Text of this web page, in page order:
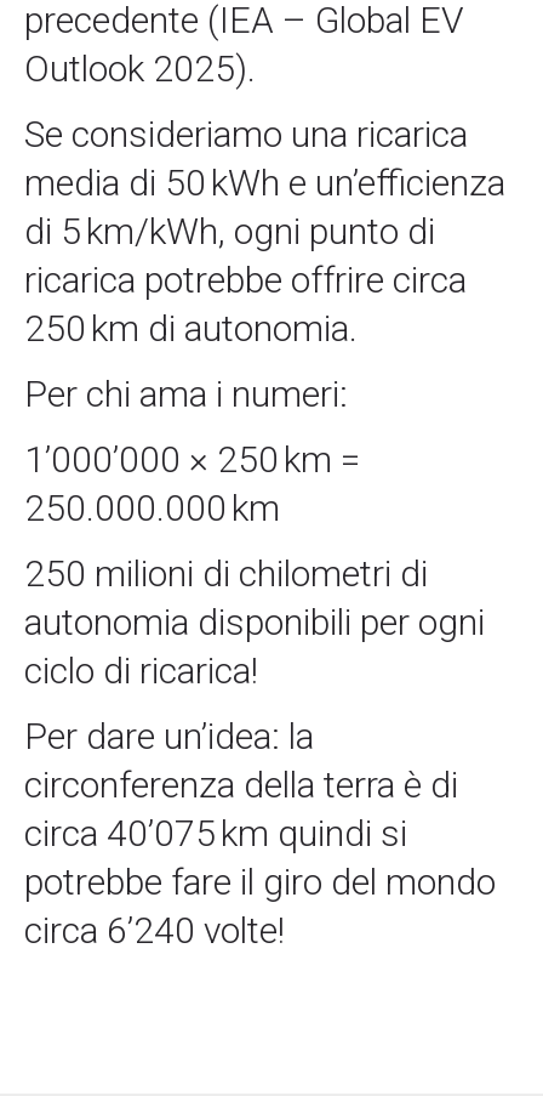
precedente (IEA – Global EV
Outlook 2025).
Se consideriamo una ricarica
media di 50 kWh e un’efficienza
di 5 km/kWh, ogni punto di
ricarica potrebbe offrire circa
250 km di autonomia.
Per chi ama i numeri:
1’000’000 × 250 km =
250.000.000 km
250 milioni di chilometri di
autonomia disponibili per ogni
ciclo di ricarica!
Per dare un’idea: la
circonferenza della terra è di
circa 40’075 km quindi si
potrebbe fare il giro del mondo
circa 6’240 volte!